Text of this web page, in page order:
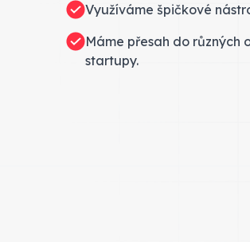
Využíváme špičkové
Máme přesah do různých
startupy.